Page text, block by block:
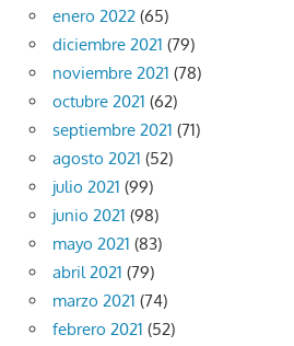
enero 2022 (65)
diciembre 2021 (79)
noviembre 2021 (78)
octubre 2021 (62)
septiembre 2021 (71)
agosto 2021 (52)
julio 2021 (99)
junio 2021 (98)
mayo 2021 (83)
abril 2021 (79)
marzo 2021 (74)
febrero 2021 (52)